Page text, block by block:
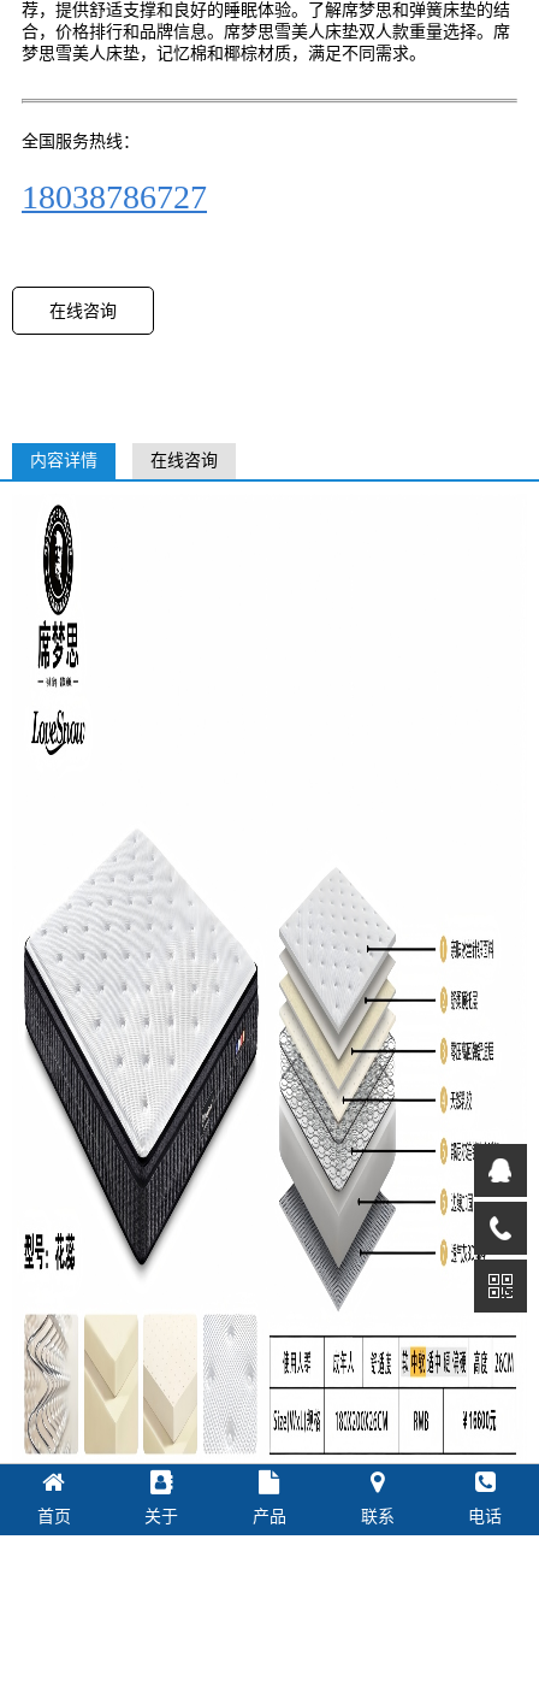
荐，提供舒适支撑和良好的睡眠体验。了解席梦思和弹簧床垫的结
合，价格排行和品牌信息。席梦思雪美人床垫双人款重量选择。席
梦思雪美人床垫，记忆棉和椰棕材质，满足不同需求。
全国服务热线：
18038786727
在线咨询
内容详情 在线咨询
首页 关于 产品 联系 电话